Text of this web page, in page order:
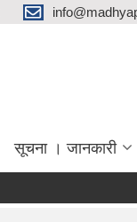
सूचना । जानकारी